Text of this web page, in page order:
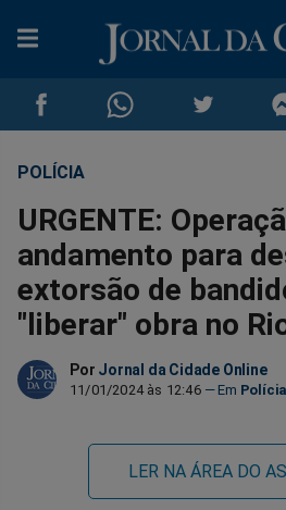
Compartilhar
no
Facebook
Compartilhar
no
Whatsapp
no
Twitter
POLÍCIA
URGENTE:
andamento para
extorsão de
"liberar" obra no
Por Jornal da Cidade Online
11/01/2024 às 12:46 Polícia
LER NA ÁREA DO